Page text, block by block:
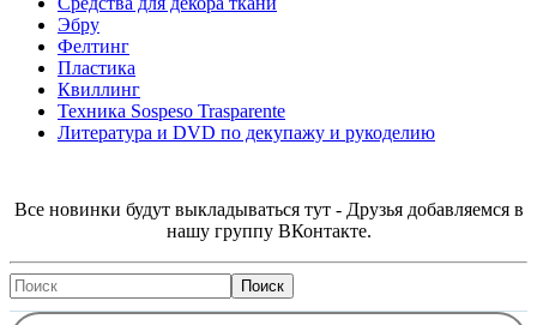
Эбру
Фелтинг
Пластика
Квиллинг
Техника Sospeso Trasparente
Литература и DVD по декупажу и рукоделию
Все новинки будут выкладываться тут - Друзья добавляемся в
нашу группу ВКонтакте.